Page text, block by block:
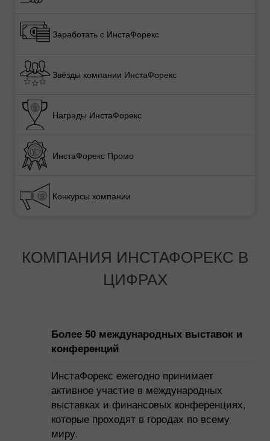
Заработать с ИнстаФорекс
Звёзды компании ИнстаФорекс
Награды ИнстаФорекс
ИнстаФорекс Промо
Конкурсы компании
КОМПАНИЯ ИНСТАФОРЕКС В
ЦИФРАХ
Более 50 международных выставок и
конференций
ИнстаФорекс ежегодно принимает
активное участие в международных
выставках и финансовых конференциях,
которые проходят в городах по всему
миру.